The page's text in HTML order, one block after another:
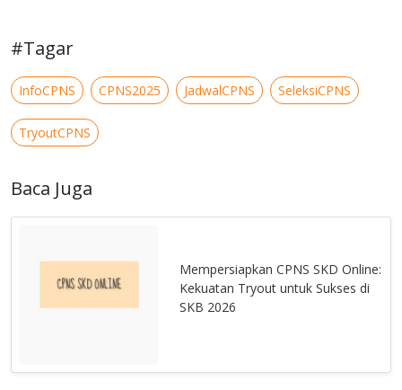
#Tagar
InfoCPNS CPNS2025 JadwalCPNS SeleksiCPNS
TryoutCPNS
Baca Juga
Mempersiapkan CPNS SKD Online:
Kekuatan Tryout untuk Sukses di
SKB 2026